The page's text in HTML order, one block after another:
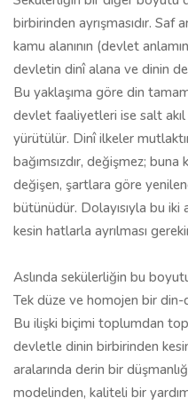
birbirinden ayrışmasıdır.
kamu alanının (devlet
devletin dinî alana ve dinin de
Bu yaklaşıma göre din
devlet faaliyetleri ise salt
yürütülür. Dinî ilkeler
bağımsızdır, değişmez; buna
değişen, şartlara göre
bütünüdür. Dolayısıyla bu iki
kesin hatlarla ayrılması
Aslında sekülerliğin bu
Tek düze ve homojen bir
Bu ilişki biçimi toplumdan
devletle dinin birbirinden
aralarında derin bir
modelinden, kaliteli bir